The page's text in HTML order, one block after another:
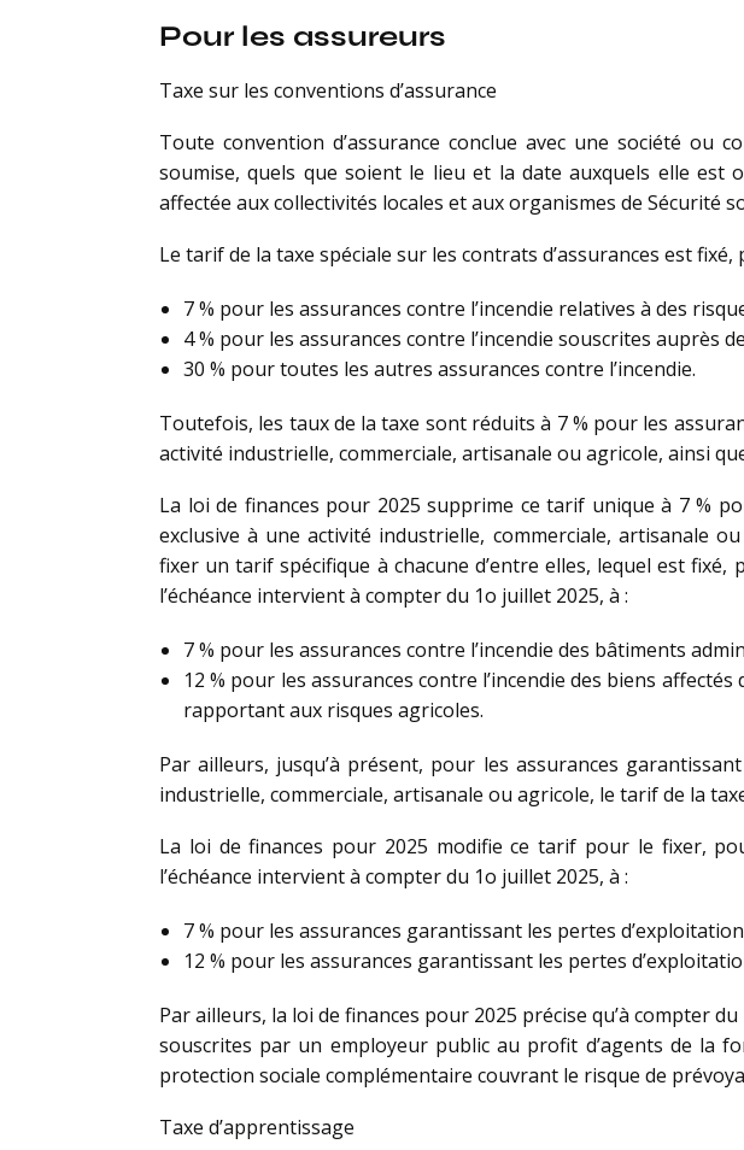
Pour les assureurs
Taxe sur les conventions d’assurance
Toute convention d’assurance conclue avec une société ou
soumise, quels que soient le lieu et la date auxquels elle est
affectée aux collectivités locales et aux organismes de Sécurité
Le tarif de la taxe spéciale sur les contrats d’assurances est fixé,
7 % pour les assurances contre l’incendie relatives à des
4 % pour les assurances contre l’incendie souscrites auprès
30 % pour toutes les autres assurances contre l’incendie.
Toutefois, les taux de la taxe sont réduits à 7 % pour les
activité industrielle, commerciale, artisanale ou agricole, ainsi
La loi de finances pour 2025 supprime ce tarif unique à 7 %
exclusive à une activité industrielle, commerciale, artisanale
fixer un tarif spécifique à chacune d’entre elles, lequel est
l’échéance intervient à compter du 1o juillet 2025, à :
7 % pour les assurances contre l’incendie des bâtiments
12 % pour les assurances contre l’incendie des biens
rapportant aux risques agricoles.
Par ailleurs, jusqu’à présent, pour les assurances
industrielle, commerciale, artisanale ou agricole, le tarif de la
La loi de finances pour 2025 modifie ce tarif pour le fixer,
l’échéance intervient à compter du 1o juillet 2025, à :
7 % pour les assurances garantissant les pertes
12 % pour les assurances garantissant les pertes
Par ailleurs, la loi de finances pour 2025 précise qu’à compter
souscrites par un employeur public au profit d’agents de la
protection sociale complémentaire couvrant le risque de
Taxe d’apprentissage